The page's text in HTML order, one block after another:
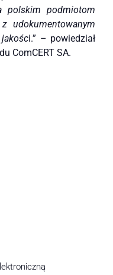
polskim podmiotom
udokumentowanym
i.” – powiedział
ComCERT SA.